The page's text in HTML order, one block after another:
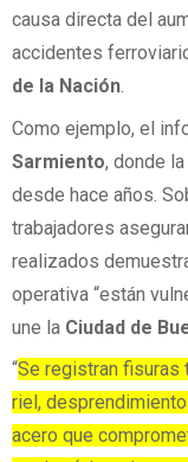
causa directa del
accidentes
de la Nación.
Como ejemplo, el
Sarmiento, donde
desde hace años.
trabajadores
realizados
operativa “están
une la Ciudad de
“Se registran fisuras
riel,
acero que